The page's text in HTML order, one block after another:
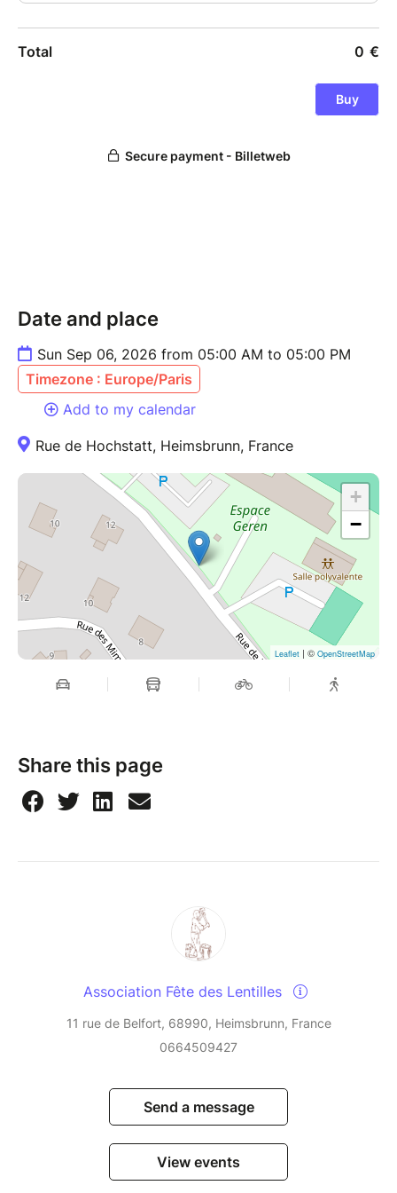
Date and place
Sun Sep 06, 2026 from 05:00 AM to 05:00 PM
Timezone : Europe/Paris
Add to my calendar
Rue de Hochstatt, Heimsbrunn, France
+
−
Leaflet | © OpenStreetMap
Share this page
Association Fête des Lentilles
11 rue de Belfort, 68990, Heimsbrunn, France
0664509427
Send a message
View events